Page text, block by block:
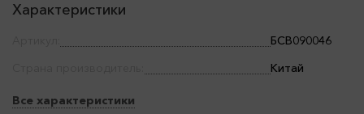
Характеристики
БСВ090046
Китай
Все характеристики